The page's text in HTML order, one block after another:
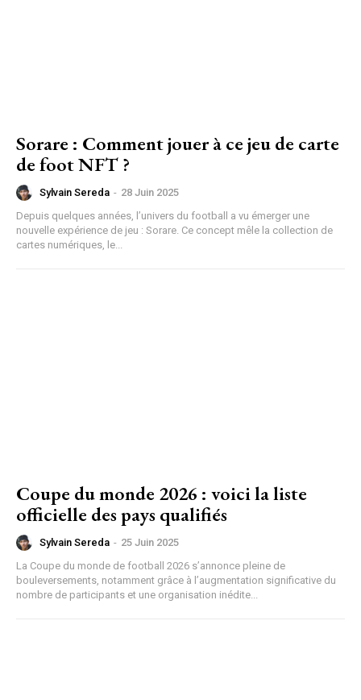
Sorare : Comment jouer à ce jeu de carte
de foot NFT ?
Sylvain Sereda - 28 Juin 2025
Depuis quelques années, l’univers du football a vu émerger une
nouvelle expérience de jeu : Sorare. Ce concept mêle la collection de
cartes numériques, le...
Coupe du monde 2026 : voici la liste
officielle des pays qualifiés
Sylvain Sereda - 25 Juin 2025
La Coupe du monde de football 2026 s’annonce pleine de
bouleversements, notamment grâce à l’augmentation significative du
nombre de participants et une organisation inédite...